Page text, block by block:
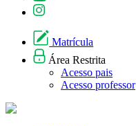
Matrícula
Área Restrita
Acesso pais
Acesso professor